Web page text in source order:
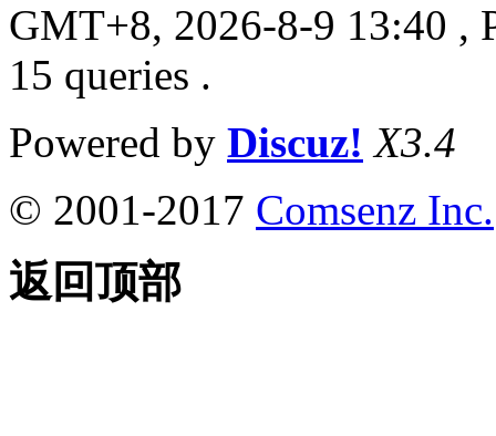
GMT+8, 2026-8-9 13:40 ,
15 queries .
Powered by Discuz! X3.4
© 2001-2017 Comsenz Inc.
返回顶部